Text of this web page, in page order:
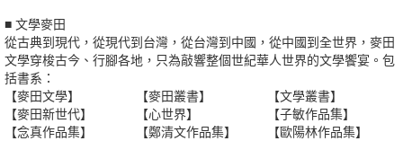
■ 文學麥田
從古典到現代，從現代到台灣，從台灣到中國，從中國到全世界，麥田
文學穿梭古今、行腳各地，只為敲響整個世紀華人世界的文學饗宴。包
括書系：
【麥田文學】
【麥田叢書】
【文學叢書】
【麥田新世代】
【心世界】
【子敏作品集】
【念真作品集】
【鄭清文作品集】
【歐陽林作品集】